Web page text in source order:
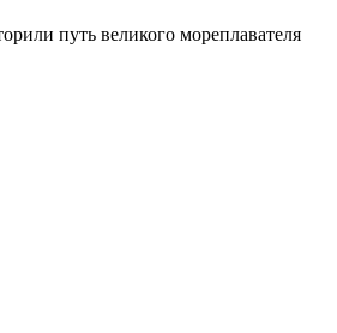
путь великого мореплавателя